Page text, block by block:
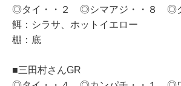
◎タイ・・２ ◎シマアジ・・８ ◎ク
餌：シラサ、ホットイエロー
棚：底
■三田村さんGR